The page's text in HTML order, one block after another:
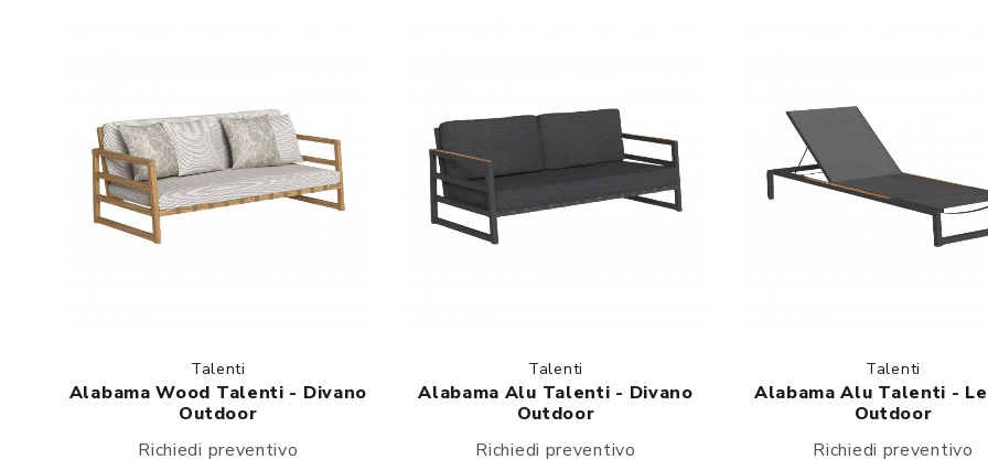
Talenti
Alabama Wood Talenti - Divano
Outdoor
Richiedi preventivo
Talenti
Alabama Alu Talenti - Divano
Outdoor
Richiedi preventivo
Talenti
Alabama Alu Talenti -
Outdoor
Richiedi preventivo